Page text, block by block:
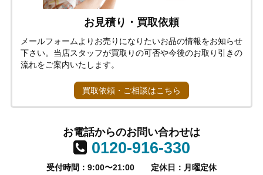
お見積り・買取依頼
メールフォームよりお売りになりたいお品の情報をお知らせ
下さい。当店スタッフが買取りの可否や今後のお取り引きの
流れをご案内いたします。
買取依頼・ご相談はこちら
お電話からのお問い合わせは
0120-916-330
受付時間：9:00〜21:00 定休日：月曜定休